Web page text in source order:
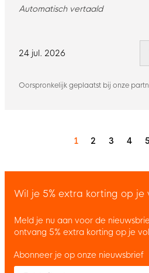
24 jul. 2026
Oorspronkelijk geplaatst bij onze
Automatisch vertaald
1 2 3 4 5
Wil je 5% extra korting op je
Meld je nu aan voor de
ontvang 5% extra korting op je
Enter your email and accept the
Abonneer je op onze nieuwsbrief